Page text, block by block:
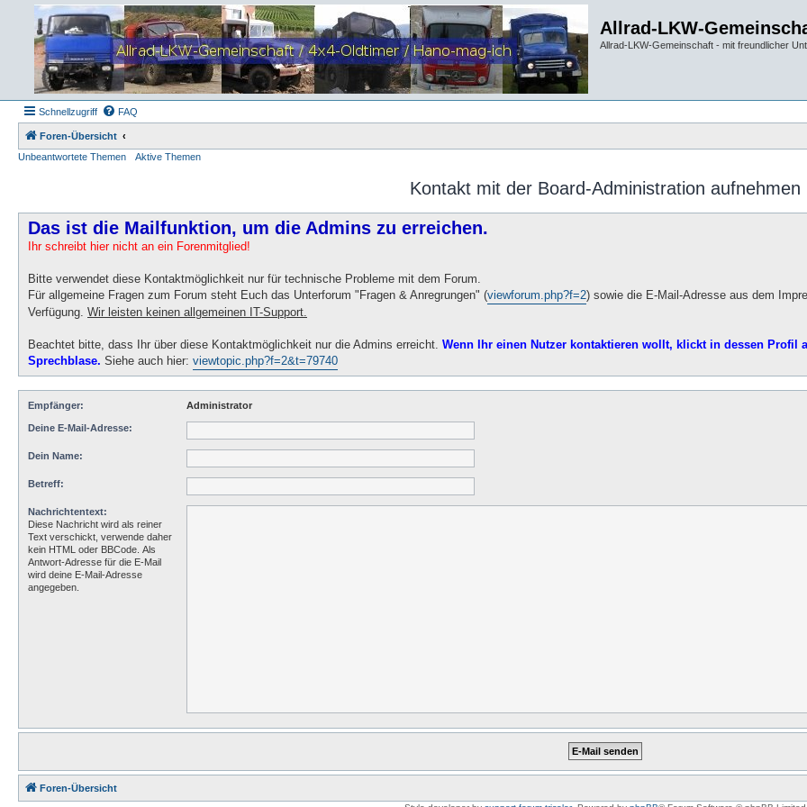
Allrad-LKW-
Allrad-LKW-Gemeinschaft - mit freundlicher
Schnellzugriff FAQ
Foren-Übersicht
Unbeantwortete Themen
Aktive Themen
Kontakt mit der Board-Administration aufnehmen
Das ist die Mailfunktion, um die Admins zu erreichen.
Ihr schreibt hier nicht an ein Forenmitglied!
Bitte verwendet diese Kontaktmöglichkeit nur für technische Probleme mit dem Forum.
Für allgemeine Fragen zum Forum steht Euch das Unterforum "Fragen & Anregrungen" (viewforum.php?f=2) sowie die E-Mail-Adresse aus dem
Verfügung. Wir leisten keinen allgemeinen IT-Support.
Beachtet bitte, dass Ihr über diese Kontaktmöglichkeit nur die Admins erreicht. Wenn Ihr einen Nutzer kontaktieren wollt, klickt in dessen Profil
Sprechblase. Siehe auch hier: viewtopic.php?f=2&t=79740
Empfänger: Administrator
Deine E-Mail-Adresse:
Dein Name:
Betreff:
Nachrichtentext:
Diese Nachricht wird als reiner
Text verschickt, verwende daher
kein HTML oder BBCode. Als
Antwort-Adresse für die E-Mail
wird deine E-Mail-Adresse
angegeben.
Foren-Übersicht